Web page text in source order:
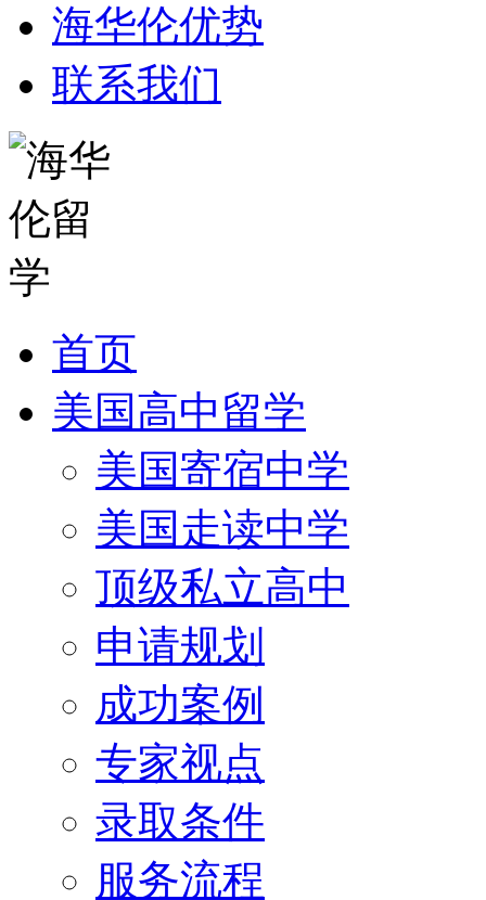
海华伦优势
联系我们
首页
美国高中留学
美国寄宿中学
美国走读中学
顶级私立高中
申请规划
成功案例
专家视点
录取条件
服务流程